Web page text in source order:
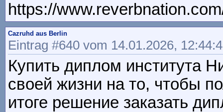
https://
Cazruhd aus Berlin
Eintrag #640 vom 14.01.2026,
Купить диплом института
своей жизни на то, чтобы
итоге решение заказать